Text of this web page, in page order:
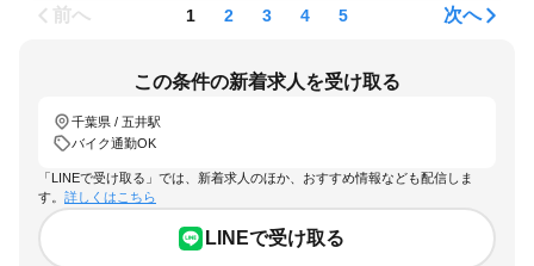
前へ 1 2 3 4 5 次へ
この条件の新着求人を受け取る
千葉県 / 五井駅
バイク通勤OK
「LINEで受け取る」では、新着求人のほか、おすすめ情報なども配信しま
す。 詳しくはこちら
LINEで受け取る